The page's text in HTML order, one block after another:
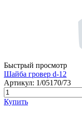
Быстрый просмотр
Шайба гровер d-12
Артикул: 1/05170/73
Купить